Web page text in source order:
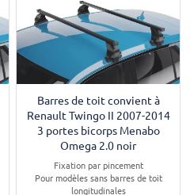
Barres de toit convient à
Renault Twingo II 2007-2014
3 portes bicorps Menabo
Omega 2.0 noir
Fixation par pincement
Pour modèles sans barres de toit
longitudinales